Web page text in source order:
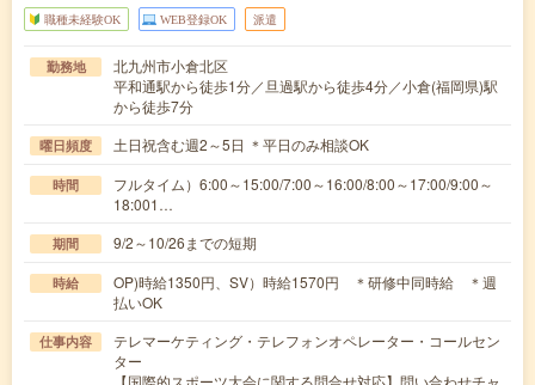
職種未経験OK WEB登録OK 派遣
勤務地
北九州市小倉北区
平和通駅から徒歩1分／旦過駅から徒歩4分／小倉(福岡県)駅
から徒歩7分
曜日頻度 土日祝含む週2～5日 ＊平日のみ相談OK
時間
フルタイム）6:00～15:00/7:00～16:00/8:00～17:00/9:00～
18:001…
期間 9/2～10/26までの短期
時給
OP)時給1350円、SV）時給1570円 ＊研修中同時給 ＊週
払いOK
仕事内容
テレマーケティング・テレフォンオペレーター・コールセン
ター
【国際的スポーツ大会に関する問合せ対応】問い合わせチャ